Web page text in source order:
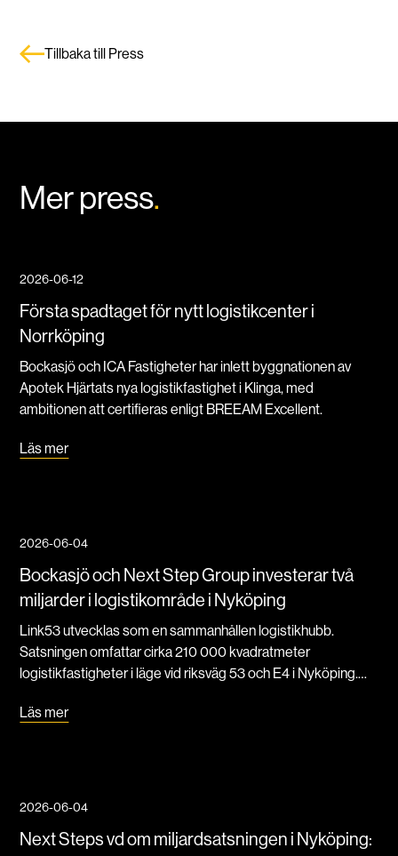
Tillbaka till Press
Mer press.
2026-06-12
Första spadtaget för nytt logistikcenter i
Norrköping
Bockasjö och ICA Fastigheter har inlett byggnationen av
Apotek Hjärtats nya logistikfastighet i Klinga, med
ambitionen att certifieras enligt BREEAM Excellent.
Läs mer
2026-06-04
Bockasjö och Next Step Group investerar två
miljarder i logistikområde i Nyköping
Link53 utvecklas som en sammanhållen logistikhubb.
Satsningen omfattar cirka 210 000 kvadratmeter
logistikfastigheter i läge vid riksväg 53 och E4 i Nyköping.
cirka 60 fotbollsplaner.
Läs mer
2026-06-04
Next Steps vd om miljardsatsningen i Nyköping: